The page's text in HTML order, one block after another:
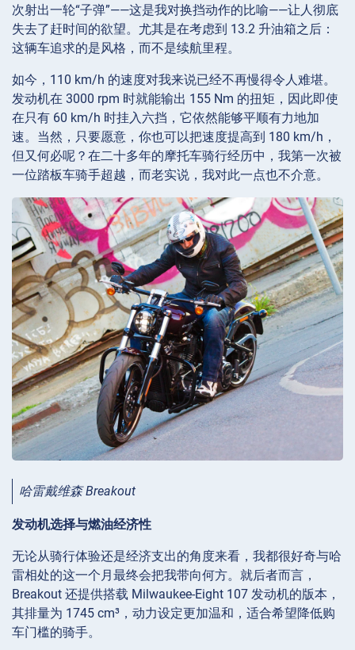
次射出一轮“子弹”——这是我对换挡动作的比喻——让人彻底
失去了赶时间的欲望。尤其是在考虑到 13.2 升油箱之后：
这辆车追求的是风格，而不是续航里程。
如今，110 km/h 的速度对我来说已经不再慢得令人难堪。
发动机在 3000 rpm 时就能输出 155 Nm 的扭矩，因此即使
在只有 60 km/h 时挂入六挡，它依然能够平顺有力地加
速。当然，只要愿意，你也可以把速度提高到 180 km/h，
但又何必呢？在二十多年的摩托车骑行经历中，我第一次被
一位踏板车骑手超越，而老实说，我对此一点也不介意。
哈雷戴维森 Breakout
发动机选择与燃油经济性
无论从骑行体验还是经济支出的角度来看，我都很好奇与哈
雷相处的这一个月最终会把我带向何方。就后者而言，
Breakout 还提供搭载 Milwaukee-Eight 107 发动机的版本，
其排量为 1745 cm³，动力设定更加温和，适合希望降低购
车门槛的骑手。